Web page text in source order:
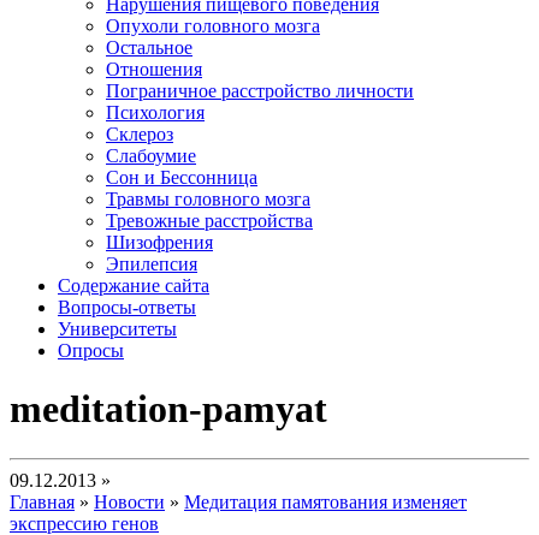
Нарушения пищевого поведения
Опухоли головного мозга
Остальное
Отношения
Пограничное расстройство личности
Психология
Склероз
Слабоумие
Сон и Бессонница
Травмы головного мозга
Тревожные расстройства
Шизофрения
Эпилепсия
Содержание сайта
Вопросы-ответы
Университеты
Опросы
meditation-pamyat
09.12.2013 »
Главная » Новости » Медитация памятования изменяет
экспрессию генов